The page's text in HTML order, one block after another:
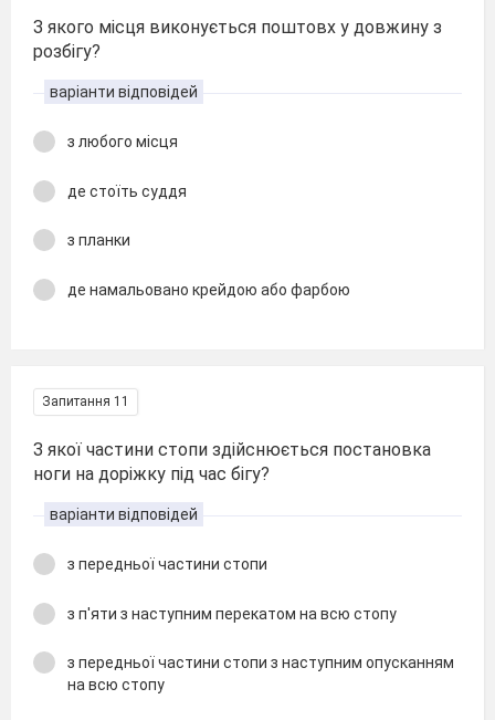
З якого місця виконується поштовх у довжину з
розбігу?
варіанти відповідей
з любого місця
де стоїть суддя
з планки
де намальовано крейдою або фарбою
Запитання 11
З якої частини стопи здійснюється постановка
ноги на доріжку під час бігу?
варіанти відповідей
з передньої частини стопи
з п'яти з наступним перекатом на всю стопу
з передньої частини стопи з наступним опусканням
на всю стопу